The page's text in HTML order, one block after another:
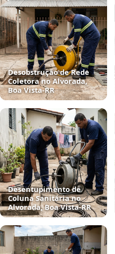
Desobstrução de Rede
Coletora no Alvorada,
Boa Vista‑RR
Desentupimento de
Coluna Sanitária no
Alvorada, Boa Vista‑RR